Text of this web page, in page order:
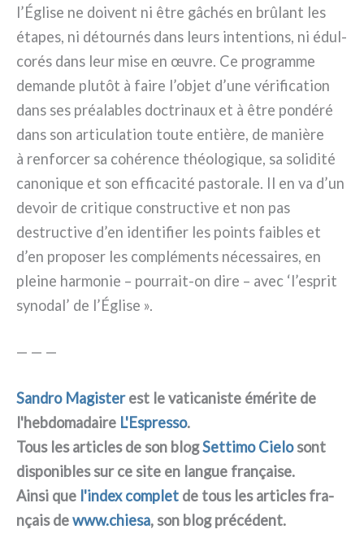
l’Église ne doi­vent ni être gâchés en brû­lant les
éta­pes, ni détour­nés dans leurs inten­tions, ni édul­
co­rés dans leur mise en œuvre. Ce pro­gram­me
deman­de plu­tôt à fai­re l’objet d’une véri­fi­ca­tion
dans ses préa­la­bles doc­tri­naux et à être pon­dé­ré
dans son arti­cu­la­tion tou­te entiè­re, de maniè­re
à ren­for­cer sa cohé­ren­ce théo­lo­gi­que, sa soli­di­té
cano­ni­que et son effi­ca­ci­té pasto­ra­le. Il en va d’un
devoir de cri­ti­que con­struc­ti­ve et non pas
destruc­ti­ve d’en iden­ti­fier les poin­ts fai­bles et
d’en pro­po­ser les com­plé­men­ts néces­sai­res, en
plei­ne har­mo­nie – pourrait-on dire – avec ‘l’esprit
syno­dal’ de l’Église ».
— — —
Sandro Magisterest le vati­ca­ni­ste émé­ri­te de
l'hebdomadaire L'Espresso.
Tous les arti­cles de son blogSettimo Cielosont
dispo­ni­bles sur ce site en lan­gue fra­nçai­se.
Ainsi que l'index com­plet de tous les arti­cles fra­
nçais dewww.chiesa, son blog pré­cé­dent.